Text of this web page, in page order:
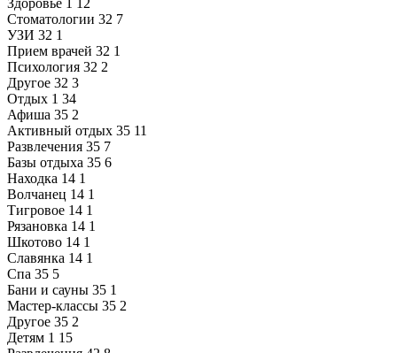
Здоровье 1 12
Стоматологии 32 7
УЗИ 32 1
Прием врачей 32 1
Психология 32 2
Другое 32 3
Отдых 1 34
Афиша 35 2
Активный отдых 35 11
Развлечения 35 7
Базы отдыха 35 6
Находка 14 1
Волчанец 14 1
Тигровое 14 1
Рязановка 14 1
Шкотово 14 1
Славянка 14 1
Спа 35 5
Бани и сауны 35 1
Мастер-классы 35 2
Другое 35 2
Детям 1 15